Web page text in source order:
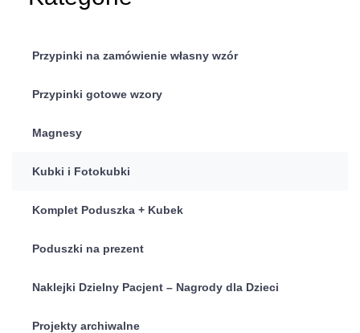
Przypinki na zamówienie własny wzór
Przypinki gotowe wzory
Magnesy
Kubki i Fotokubki
Komplet Poduszka + Kubek
Poduszki na prezent
Naklejki Dzielny Pacjent – Nagrody dla Dzieci
Projekty archiwalne